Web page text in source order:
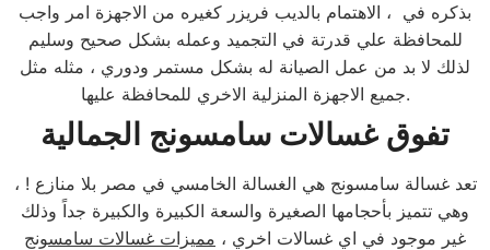
بذكره في ، الاهتمام بالديب فريزر كغيره من الاجهزة امر واجب
للمحافظة علي قدرتة في التجميد وعمله بشكل صحيح وسليم
لذلك لا بد من عمل الصيانة له بشكل مستمر ودوري ، مثله مثل
جميع الاجهزة المنزلية الاخري للمحافظة عليها.
تفوق غسالات سامسونج الجمالية
تعد غسالة سامسونج هي الغسالة الخامسي في مصر بلا منازع ! ،
وهي تتميز بأحجامها الصغيرة والسعة الكبيرة والكبيرة جداً وذلك
غير موجود في اي غسالات اخري ، مميزات غسالات سامسونج